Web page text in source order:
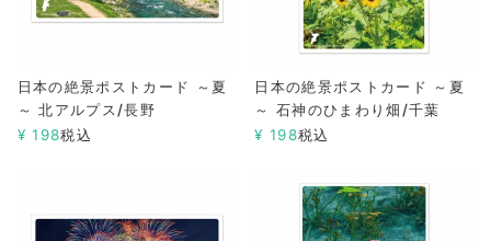
日本の絶景ポストカード ～夏
～ 北アルプス/長野
¥ 198税込
日本の絶景ポストカード ～夏
～ 石神のひまわり畑/千葉
¥ 198税込